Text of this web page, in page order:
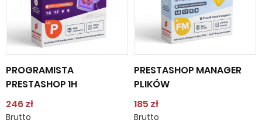
PROGRAMISTA
PRESTASHOP 1H
246 zł
Brutto
PRESTASHOP MANAGER
PLIKÓW
185 zł
Brutto